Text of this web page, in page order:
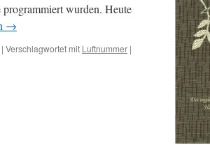
wurden. Heute
→
| Verschlagwortet mit Luftnummer |